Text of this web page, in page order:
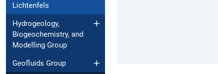
Lichtenfels
Hydrogeology,
Biogeochemistry, and
Modelling Group
Geofluids Group